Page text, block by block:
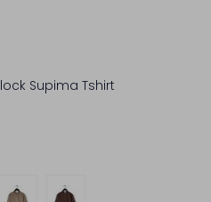
Supima Tshirt